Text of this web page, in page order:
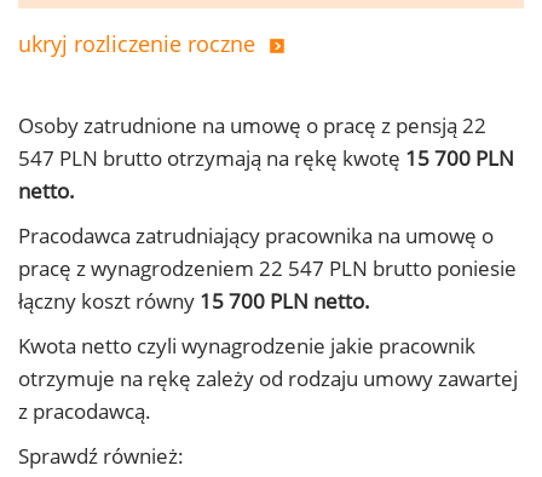
ukryj rozliczenie roczne
Osoby zatrudnione na umowę o pracę z pensją 22
547 PLN brutto otrzymają na rękę kwotę 15 700 PLN
netto.
Pracodawca zatrudniający pracownika na umowę o
pracę z wynagrodzeniem 22 547 PLN brutto poniesie
łączny koszt równy 15 700 PLN netto.
Kwota netto czyli wynagrodzenie jakie pracownik
otrzymuje na rękę zależy od rodzaju umowy zawartej
z pracodawcą.
Sprawdź również: